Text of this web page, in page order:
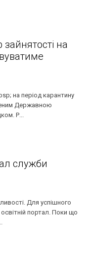
на
на період карантину
Державною
Р...
служби
Для успішного
портал. Поки що